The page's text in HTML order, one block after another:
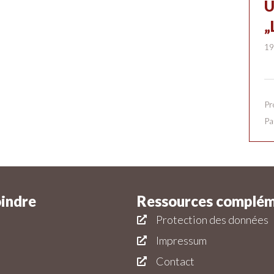
Ressources
Protection des données
Impressum
Contact